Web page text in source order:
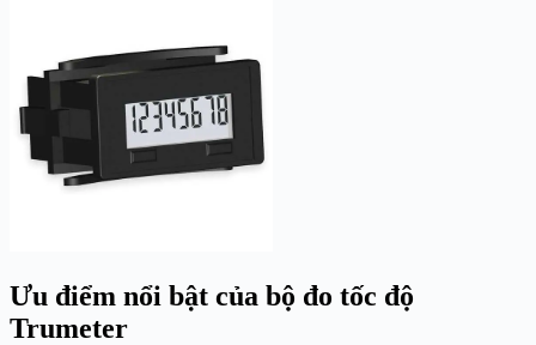
Ưu điểm nổi bật của bộ đo tốc độ
Trumeter